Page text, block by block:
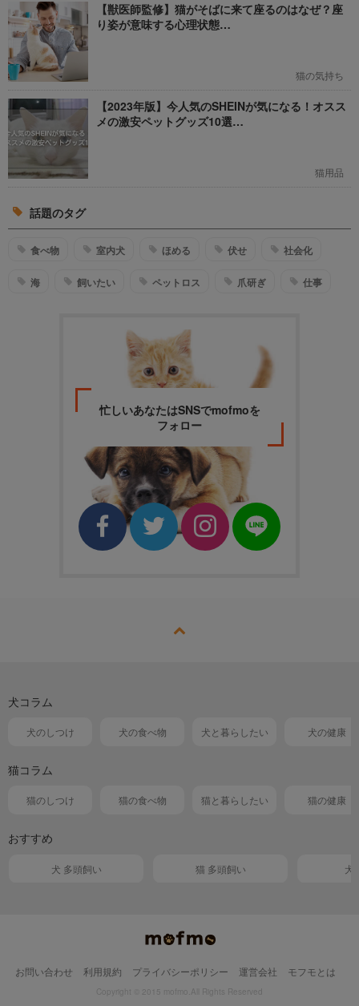
【獣医師監修】猫がそばに来て座るのはなぜ？座
り姿が意味する心理状態…
猫の気持ち
【2023年版】今人気のSHEINが気になる！オスス
メの激安ペットグッズ10選…
猫用品
話題のタグ
食べ物 室内犬 ほめる 伏せ 社会化
海 飼いたい ペットロス 爪研ぎ 仕事
忙しいあなたはSNSでmofmoを
フォロー
犬コラム
犬のしつけ 犬の食べ物 犬と暮らしたい 犬の健康
猫コラム
猫のしつけ 猫の食べ物 猫と暮らしたい 猫の健康
おすすめ
犬 多頭飼い 猫 多頭飼い 犬
お問い合わせ 利用規約 プライバシーポリシー 運営会社 モフモとは
Copyright © 2015 mofmo.All Rights Reserved